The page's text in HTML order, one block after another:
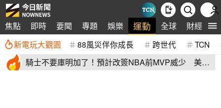
焦點 即時 要聞 專題 娛樂 運動 全球 財經
新電玩大觀園 88風災伴你成長 跨世代 TCN
騎士不要庫明加了！預計改簽NBA前MVP威少 美